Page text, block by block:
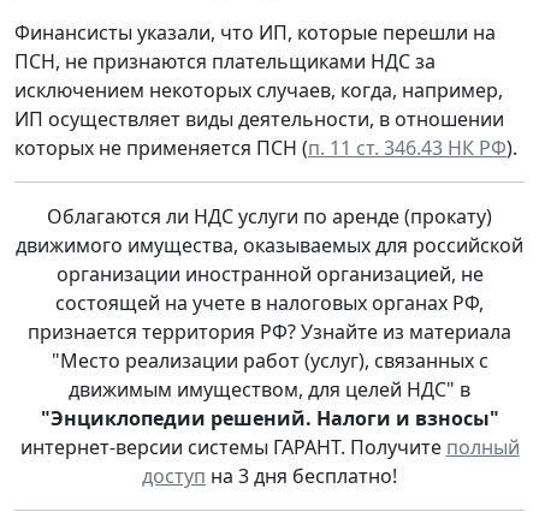
Финансисты указали, что ИП, которые перешли на
ПСН, не признаются плательщиками НДС за
исключением некоторых случаев, когда, например,
ИП осуществляет виды деятельности, в отношении
которых не применяется ПСН (п. 11 ст. 346.43 НК РФ).
Облагаются ли НДС услуги по аренде (прокату)
движимого имущества, оказываемых для российской
организации иностранной организацией, не
состоящей на учете в налоговых органах РФ,
признается территория РФ? Узнайте из материала
"Место реализации работ (услуг), связанных с
движимым имуществом, для целей НДС" в
"Энциклопедии решений. Налоги и взносы"
интернет-версии системы ГАРАНТ. Получите полный
доступ на 3 дня бесплатно!